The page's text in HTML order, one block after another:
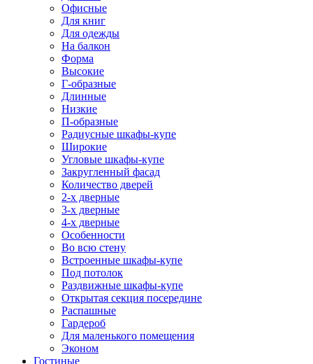
Офисные
Для книг
Для одежды
На балкон
Форма
Высокие
Г-образные
Длинные
Низкие
П-образные
Радиусные шкафы-купе
Широкие
Угловые шкафы-купе
Закругленный фасад
Количество дверей
2-х дверные
3-х дверные
4-х дверные
Особенности
Во всю стену
Встроенные шкафы-купе
Под потолок
Раздвижные шкафы-купе
Открытая секция посередине
Распашные
Гардероб
Для маленького помещения
Эконом
Гостиные